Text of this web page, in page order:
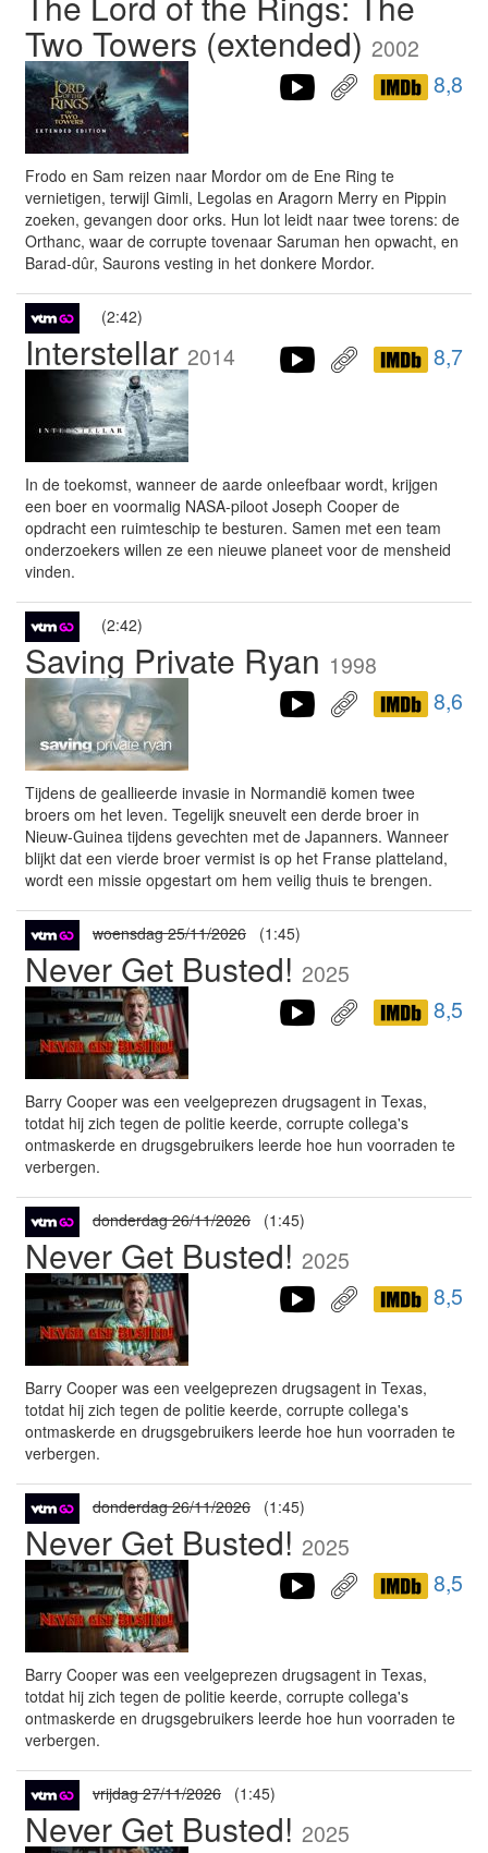
Two Towers (extended) 2002
8,8
Frodo en Sam reizen naar Mordor om de Ene Ring te
vernietigen, terwijl Gimli, Legolas en Aragorn Merry en Pippin
zoeken, gevangen door orks. Hun lot leidt naar twee torens: de
Orthanc, waar de corrupte tovenaar Saruman hen opwacht, en
Barad-dûr, Saurons vesting in het donkere Mordor.
(2:42)
Interstellar 2014 8,7
In de toekomst, wanneer de aarde onleefbaar wordt, krijgen
een boer en voormalig NASA-piloot Joseph Cooper de
opdracht een ruimteschip te besturen. Samen met een team
onderzoekers willen ze een nieuwe planeet voor de mensheid
vinden.
(2:42)
Saving Private Ryan 1998
8,6
Tijdens de geallieerde invasie in Normandië komen twee
broers om het leven. Tegelijk sneuvelt een derde broer in
Nieuw-Guinea tijdens gevechten met de Japanners. Wanneer
blijkt dat een vierde broer vermist is op het Franse platteland,
wordt een missie opgestart om hem veilig thuis te brengen.
woensdag 25/11/2026 (1:45)
Never Get Busted! 2025
8,5
Barry Cooper was een veelgeprezen drugsagent in Texas,
totdat hij zich tegen de politie keerde, corrupte collega's
ontmaskerde en drugsgebruikers leerde hoe hun voorraden te
verbergen.
donderdag 26/11/2026 (1:45)
Never Get Busted! 2025
8,5
Barry Cooper was een veelgeprezen drugsagent in Texas,
totdat hij zich tegen de politie keerde, corrupte collega's
ontmaskerde en drugsgebruikers leerde hoe hun voorraden te
verbergen.
donderdag 26/11/2026 (1:45)
Never Get Busted! 2025
8,5
Barry Cooper was een veelgeprezen drugsagent in Texas,
totdat hij zich tegen de politie keerde, corrupte collega's
ontmaskerde en drugsgebruikers leerde hoe hun voorraden te
verbergen.
vrijdag 27/11/2026 (1:45)
Never Get Busted! 2025